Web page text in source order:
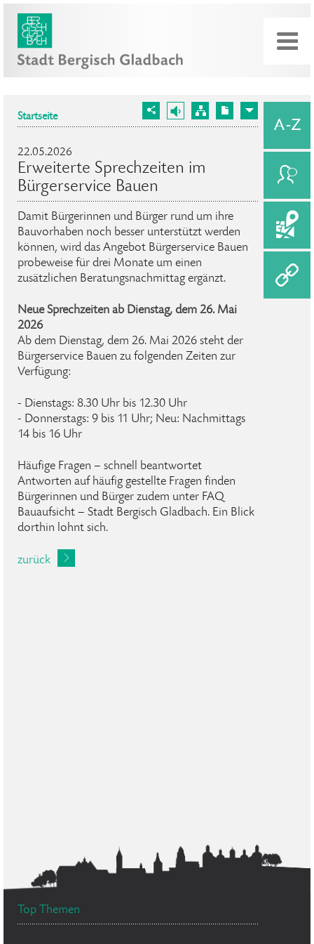
Startseite
22.05.2026
Erweiterte Sprechzeiten im
Bürgerservice Bauen
Damit Bürgerinnen und Bürger rund um ihre
Bauvorhaben noch besser unterstützt werden
können, wird das Angebot Bürgerservice Bauen
probeweise für drei Monate um einen
zusätzlichen Beratungsnachmittag ergänzt.
Neue Sprechzeiten ab Dienstag, dem 26. Mai
2026
Ab dem Dienstag, dem 26. Mai 2026 steht der
Bürgerservice Bauen zu folgenden Zeiten zur
Verfügung:
- Dienstags: 8.30 Uhr bis 12.30 Uhr
- Donnerstags: 9 bis 11 Uhr; Neu: Nachmittags
14 bis 16 Uhr
Häufige Fragen – schnell beantwortet
Antworten auf häufig gestellte Fragen finden
Bürgerinnen und Bürger zudem unter FAQ
Bauaufsicht – Stadt Bergisch Gladbach. Ein Blick
dorthin lohnt sich.
zurück
Top Themen